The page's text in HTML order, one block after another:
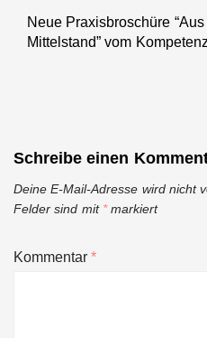
Next
post:
Neue Praxisbroschüre
Mittelstand” vom
Schreibe einen
Deine E-Mail-Adresse wird nicht
Felder sind mit *markiert
Kommentar*